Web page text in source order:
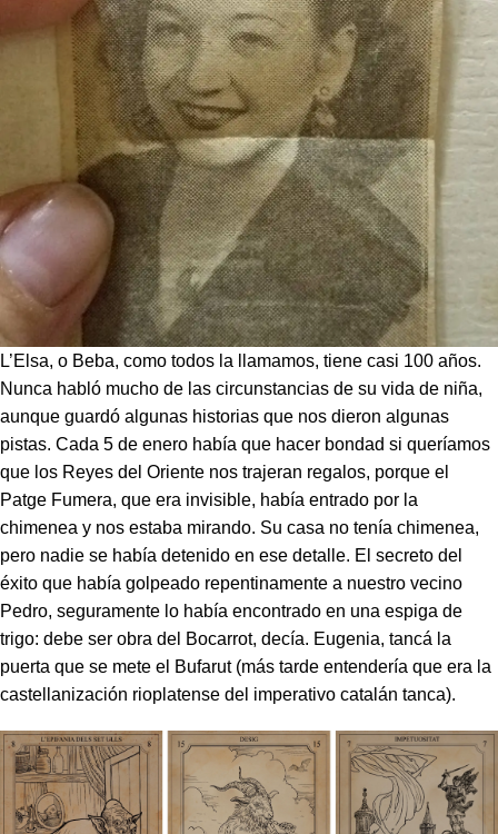
L’Elsa, o Beba, como todos la llamamos, tiene casi 100 años.
Nunca habló mucho de las circunstancias de su vida de niña,
aunque guardó algunas historias que nos dieron algunas
pistas. Cada 5 de enero había que hacer bondad si queríamos
que los Reyes del Oriente nos trajeran regalos, porque el
Patge Fumera, que era invisible, había entrado por la
chimenea y nos estaba mirando. Su casa no tenía chimenea,
pero nadie se había detenido en ese detalle. El secreto del
éxito que había golpeado repentinamente a nuestro vecino
Pedro, seguramente lo había encontrado en una espiga de
trigo: debe ser obra del Bocarrot, decía. Eugenia, tancá la
puerta que se mete el Bufarut(más tarde entendería que era la
castellanización rioplatense del imperativo catalán tanca).